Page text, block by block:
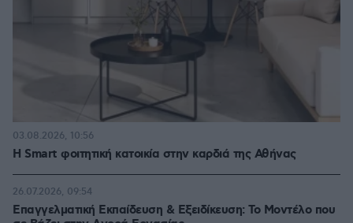
Η Smart φοιτητική κατοικία στην καρδιά της Αθήνας
03.08.2026, 10:56
Επαγγελματική Εκπαίδευση & Εξειδίκευση: Το Mοντέλο που
26.07.2026, 09:54